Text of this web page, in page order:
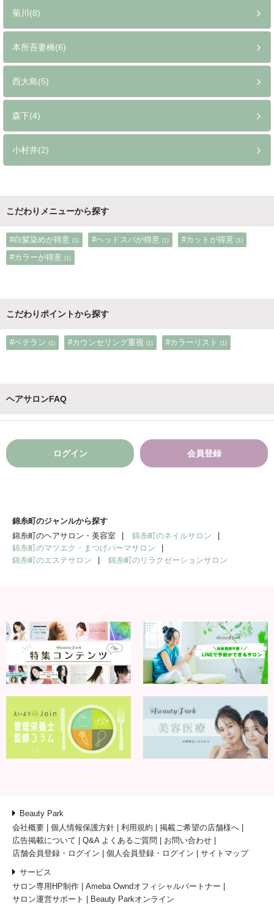
菊川(8)
本所吾妻橋(6)
西大島(5)
森下(4)
小村井(2)
こだわりメニューから探す
#白髪染めが得意 (1) #ヘッドスパが得意 (1) #カットが得意 (1)
#カラーが得意 (1)
こだわりポイントから探す
#ベテラン (1) #カウンセリング重視 (1) #カラーリスト (1)
ヘアサロンFAQ
ログイン 会員登録
錦糸町のジャンルから探す
錦糸町のヘアサロン・美容室
錦糸町のネイルサロン
錦糸町のマツエク・まつげパーマサロン
錦糸町のエステサロン
錦糸町のリラクゼーションサロン
Beauty Park
会社概要
個人情報保護方針 利用規約
掲載ご希望の店舗様へ
広告掲載について
Q&A よくあるご質問
お問い合わせ
店舗会員登録・ログイン
個人会員登録・ログイン サイトマップ
サービス
サロン専用HP制作
Ameba Owndオフィシャルパートナー
サロン運営サポート
Beauty Parkオンライン